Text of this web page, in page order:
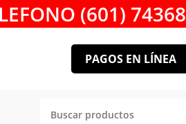
(601)
PAGOS EN LÍNEA